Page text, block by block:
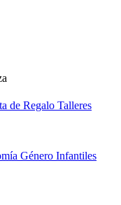
de Regalo Talleres
Género Infantiles